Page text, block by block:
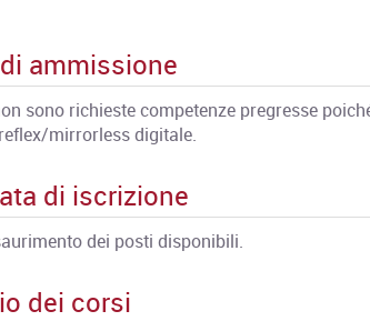
ammissione
sono richieste competenze pregresse
mirrorless digitale.
di iscrizione
dei posti disponibili.
dei corsi